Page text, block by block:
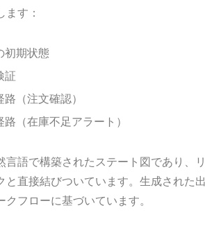
ます：
初期状態
証
路（注文確認）
路（在庫不足アラート）
言語で構築されたステート図であり、
と直接結びついています。生成された
クフローに基づいています。